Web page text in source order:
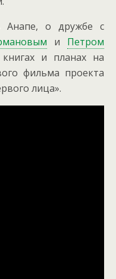
Анапе, о дружбе с
и Петром
и планах на
фильма проекта
лица».